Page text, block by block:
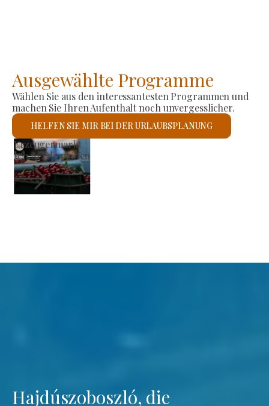
Ausgewählte Programme
Wählen Sie aus den interessantesten Programmen und
machen Sie Ihren Aufenthalt noch unvergesslicher.
HELFEN SIE MIR BEI DER URLAUBSPLANUNG
Römisch-katholische Kirche St. László
Ich werde prüfen
Hajdúszoboszló, die